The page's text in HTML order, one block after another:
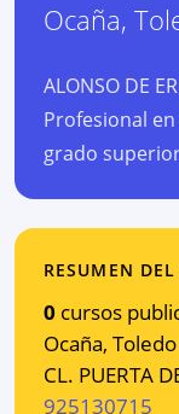
Ocaña,
ALONSO DE
Profesional
grado
RESUMEN
0 cursos
Ocaña, Toledo
CL. PUERTA
925130715